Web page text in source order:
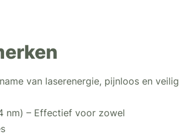
van laserenergie, pijnloos en veilig
nm) – Effectief voor zowel